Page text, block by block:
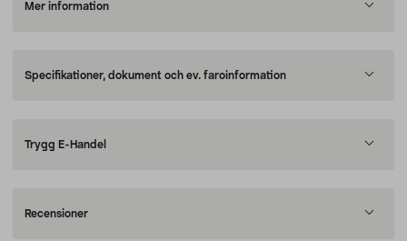
Mer information
Specifikationer, dokument och ev. faroinformation
Trygg E-Handel
Recensioner